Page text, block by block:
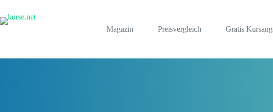
Inhalt
springen
Magazin
Preisvergleich Gratis